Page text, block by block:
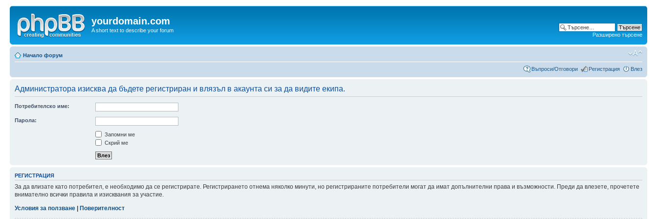
yourdomain.com
A short text to describe your forum
Разширено търсене
Начало форум
Въпроси/Отговори Регистрация Влез
Администратора изисква да бъдете регистриран и влязъл в акаунта си за да видите екипа.
Потребителско име:
Парола:
Запомни ме
Скрий ме
РЕГИСТРАЦИЯ
За да влизате като потребител, е необходимо да се регистрирате. Регистрирането отнема няколко минути, но регистрираните потребители могат да имат допълнителни права и възможности. Преди да влезете, прочетете
внимателно всички правила и изисквания за участие.
Условия за ползване
Поверителност